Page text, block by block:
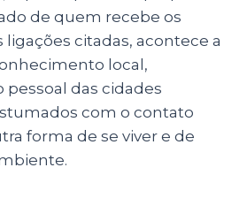
de quem recebe os
citadas, acontece a
local,
pessoal das cidades
com o contato
forma de se viver e de